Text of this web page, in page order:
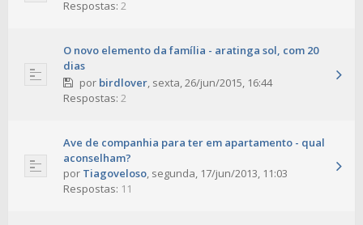
Respostas: 2
O novo elemento da família - aratinga sol, com 20
dias
por birdlover, sexta, 26/jun/2015, 16:44
Respostas: 2
Ave de companhia para ter em apartamento - qual
aconselham?
por Tiagoveloso, segunda, 17/jun/2013, 11:03
Respostas: 11